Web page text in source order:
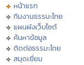
หน้าแรก
ทีมงานธรรมะไทย
แผนผังเว็บไซต์
ค้นหาข้อมูล
ติดต่อธรรมะไทย
สมุดเยี่ยม